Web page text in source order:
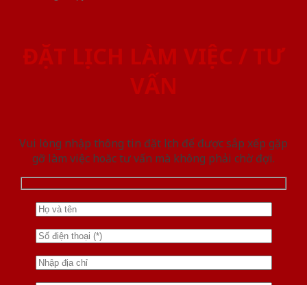
ĐẶT LỊCH LÀM VIỆC / TƯ
VẤN
Vui lòng nhập thông tin đặt lịch để được sắp xếp gặp
gỡ làm việc hoăc tư vấn mà không phải chờ đợi.